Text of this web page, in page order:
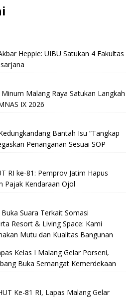
Heppie: UIBU Satukan 4 Fakultas
Malang Raya Satukan Langkah
IX 2026
Bantah Isu “Tangkap
Penanganan Sesuai SOP
RI ke-81: Pemprov Jatim Hapus
Pajak Kendaraan Ojol
Suara Terkait Somasi
Resort & Living Space: Kami
Mutu dan Kualitas Bangunan
Kelas I Malang Gelar Porseni,
Buka Semangat Kemerdekaan
Ke-81 RI, Lapas Malang Gelar